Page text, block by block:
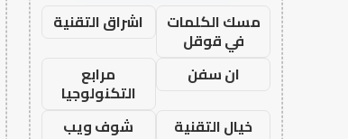
مسك الكلمات
في قوقل
اشراق التقنية
ان سفن
مرابع
التكنولوجيا
خيال التقنية
شوف ويب